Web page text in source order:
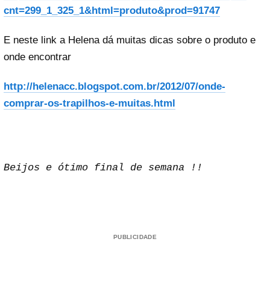
cnt=299_1_325_1&html=produto&prod=91747
E neste link a Helena dá muitas dicas sobre o produto e
onde encontrar
http://helenacc.blogspot.com.br/2012/07/onde-
comprar-os-trapilhos-e-muitas.html
Beijos e ótimo final de semana !!
PUBLICIDADE